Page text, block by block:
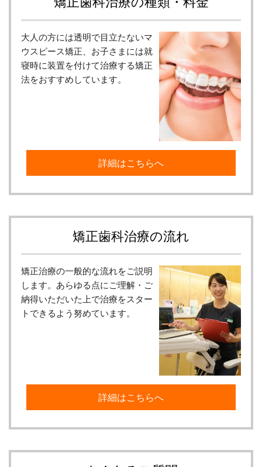
大人の方には透明で目立たないマ
ウスピース矯正、お子さまには就
寝時に装置を付けて治療する矯正
法をおすすめしています。
詳細はこちらへ
矯正歯科治療の流れ
矯正治療の一般的な流れをご説明
します。あらゆる点にご理解・ご
納得いただいた上で治療をスター
トできるよう努めています。
詳細はこちらへ